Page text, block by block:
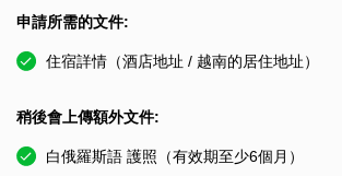
申請所需的文件:
住宿詳情（酒店地址 / 越南的居住地址）
稍後會上傳額外文件:
白俄羅斯語 護照（有效期至少6個月）